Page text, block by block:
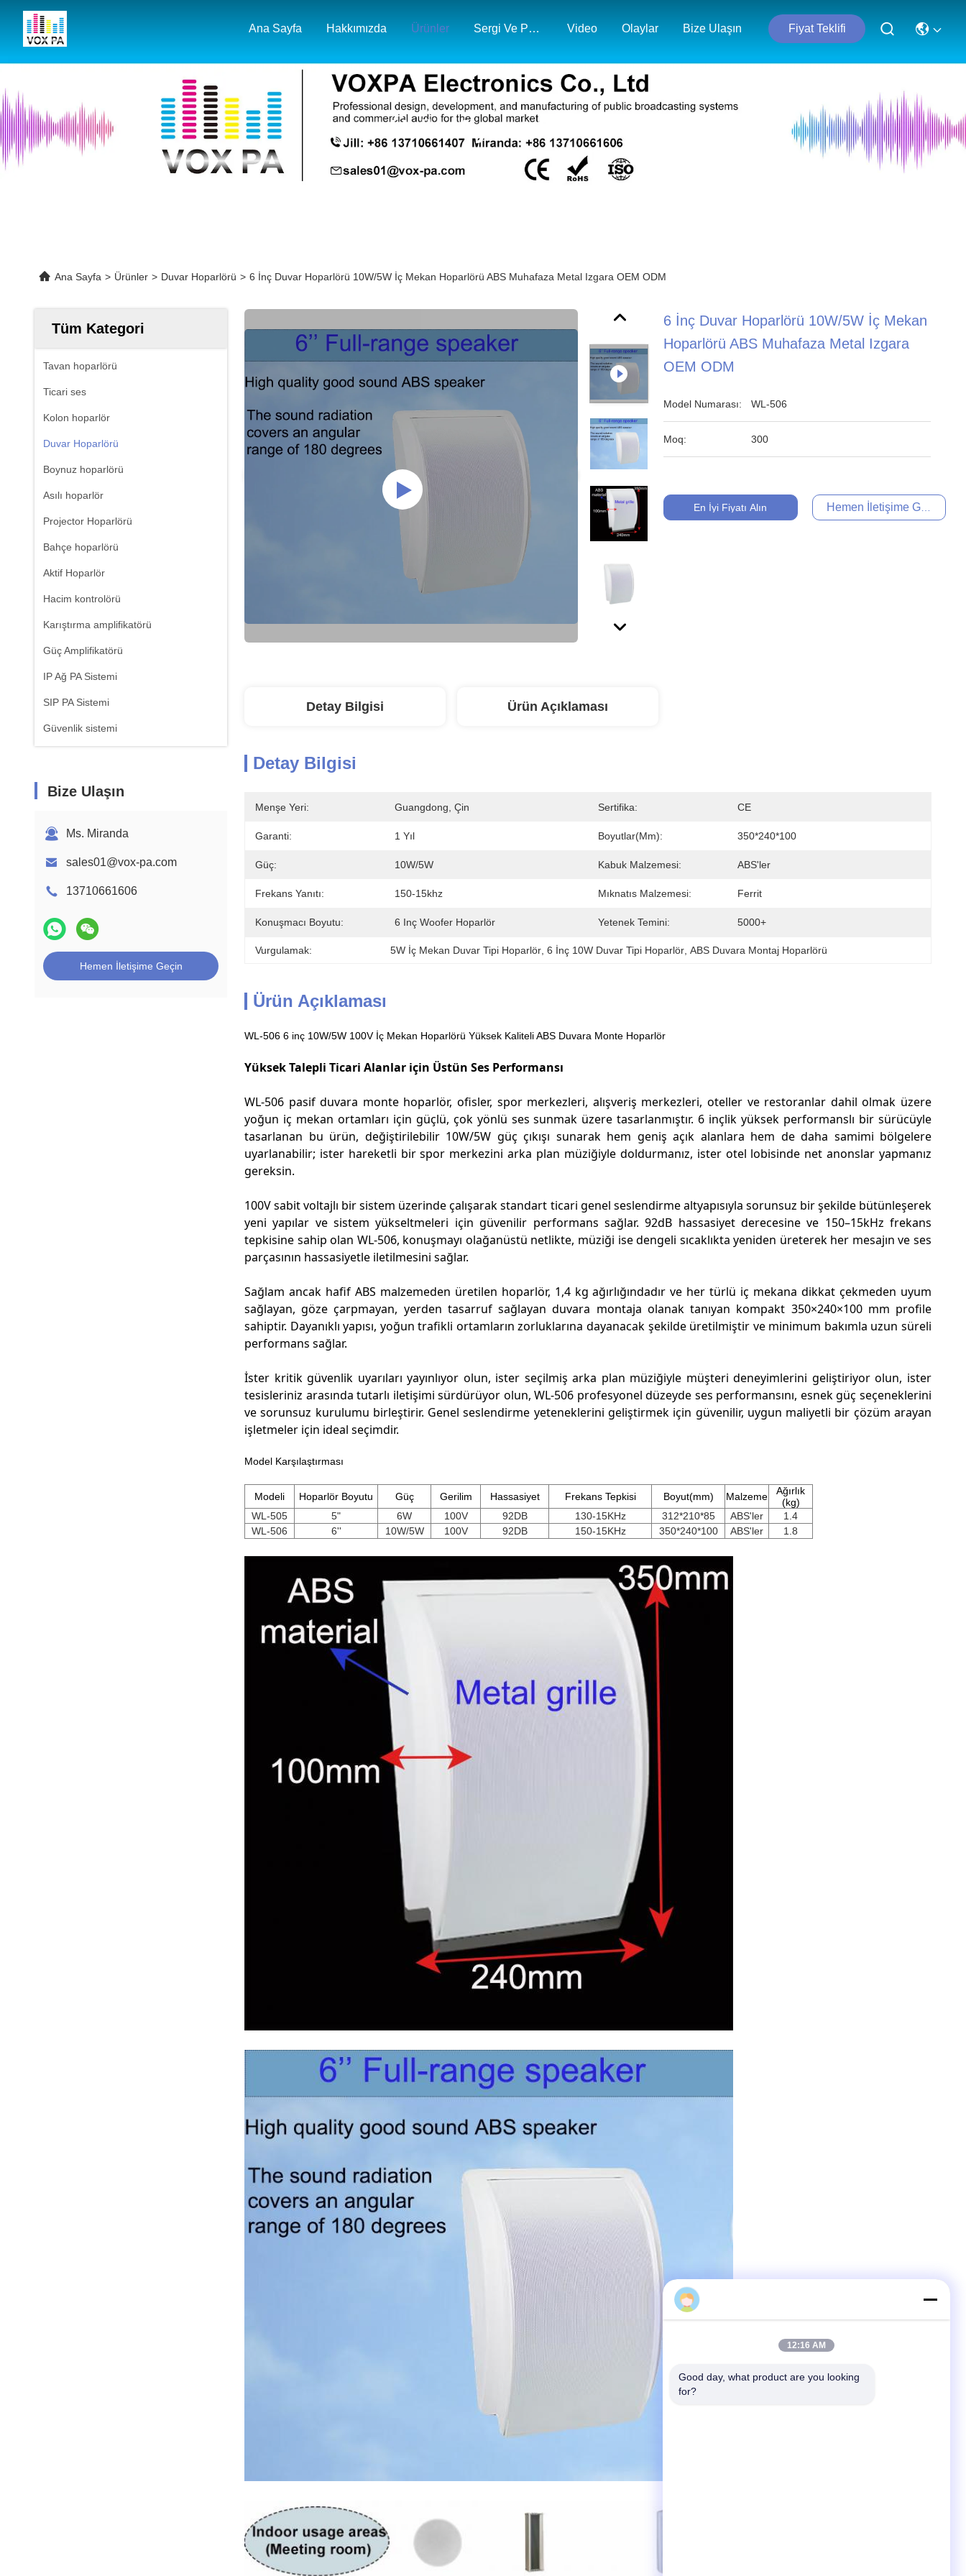
Ana Sayfa Hakkımızda Ürünler Sergi Ve Pazar Haritası Video Olaylar Bize Ulaşın Fiyat Teklifi
Ürün Ayrıntıları
Ana Sayfa > Ürünler > Duvar Hoparlörü > 6 İnç Duvar Hoparlörü 10W/5W İç Mekan Hoparlörü ABS Muhafaza Metal Izgara OEM ODM
Tüm Kategori
Tavan hoparlörü
Ticari ses
Kolon hoparlör
Duvar Hoparlörü
Boynuz hoparlörü
Asılı hoparlör
Projector Hoparlörü
Bahçe hoparlörü
Aktif Hoparlör
Hacim kontrolörü
Karıştırma amplifikatörü
Güç Amplifikatörü
IP Ağ PA Sistemi
SIP PA Sistemi
Güvenlik sistemi
Bize Ulaşın
Ms. Miranda
sales01@vox-pa.com
13710661606
Hemen İletişime Geçin
6 İnç Duvar Hoparlörü 10W/5W İç Mekan
Hoparlörü ABS Muhafaza Metal Izgara
OEM ODM
Model Numarası: WL-506
Moq: 300
En İyi Fiyatı Alın Hemen İletişime Geçin
Detay Bilgisi Ürün Açıklaması
Detay Bilgisi
Menşe Yeri: Guangdong, Çin Sertifika: CE
Garanti: 1 Yıl Boyutlar(mm): 350*240*100
Güç: 10W/5W Kabuk Malzemesi: ABS'ler
Frekans Yanıtı: 150-15khz Mıknatıs Malzemesi: Ferrit
Konuşmacı Boyutu: 6 Inç Woofer Hoparlör Yetenek Temini: 5000+
Vurgulamak: 5W İç Mekan Duvar Tipi Hoparlör , 6 İnç 10W Duvar Tipi Hoparlör , ABS Duvara Montaj Hoparlörü
Ürün Açıklaması
WL-506 6 inç 10W/5W 100V İç Mekan Hoparlörü Yüksek Kaliteli ABS Duvara Monte Hoparlör
Yüksek Talepli Ticari Alanlar için Üstün Ses Performansı
WL-506 pasif duvara monte hoparlör, ofisler, spor merkezleri, alışveriş merkezleri, oteller ve restoranlar dahil olmak üzere
yoğun iç mekan ortamları için güçlü, çok yönlü ses sunmak üzere tasarlanmıştır. 6 inçlik yüksek performanslı bir sürücüyle
tasarlanan bu ürün, değiştirilebilir 10W/5W güç çıkışı sunarak hem geniş açık alanlara hem de daha samimi bölgelere
uyarlanabilir; ister hareketli bir spor merkezini arka plan müziğiyle doldurmanız, ister otel lobisinde net anonslar yapmanız
gereksin.
100V sabit voltajlı bir sistem üzerinde çalışarak standart ticari genel seslendirme altyapısıyla sorunsuz bir şekilde bütünleşerek
yeni yapılar ve sistem yükseltmeleri için güvenilir performans sağlar. 92dB hassasiyet derecesine ve 150–15kHz frekans
tepkisine sahip olan WL-506, konuşmayı olağanüstü netlikte, müziği ise dengeli sıcaklıkta yeniden üreterek her mesajın ve ses
parçasının hassasiyetle iletilmesini sağlar.
Sağlam ancak hafif ABS malzemeden üretilen hoparlör, 1,4 kg ağırlığındadır ve her türlü iç mekana dikkat çekmeden uyum
sağlayan, göze çarpmayan, yerden tasarruf sağlayan duvara montaja olanak tanıyan kompakt 350×240×100 mm profile
sahiptir. Dayanıklı yapısı, yoğun trafikli ortamların zorluklarına dayanacak şekilde üretilmiştir ve minimum bakımla uzun süreli
performans sağlar.
İster kritik güvenlik uyarıları yayınlıyor olun, ister seçilmiş arka plan müziğiyle müşteri deneyimlerini geliştiriyor olun, ister
tesisleriniz arasında tutarlı iletişimi sürdürüyor olun, WL-506 profesyonel düzeyde ses performansını, esnek güç seçeneklerini
ve sorunsuz kurulumu birleştirir. Genel seslendirme yeteneklerini geliştirmek için güvenilir, uygun maliyetli bir çözüm arayan
işletmeler için ideal seçimdir.
Model Karşılaştırması
Modeli Hoparlör Boyutu Güç Gerilim Hassasiyet Frekans Tepkisi Boyut(mm) Malzeme
Ağırlık
(kg)
WL-505
5" 6W 100V 92DB 130-15KHz 312*210*85 ABS'ler
1.4
WL-506
6'' 10W/5W 100V 92DB 150-15KHz 350*240*100 ABS'ler 1.8
12:16 AM
Good day, what product are you looking
for?